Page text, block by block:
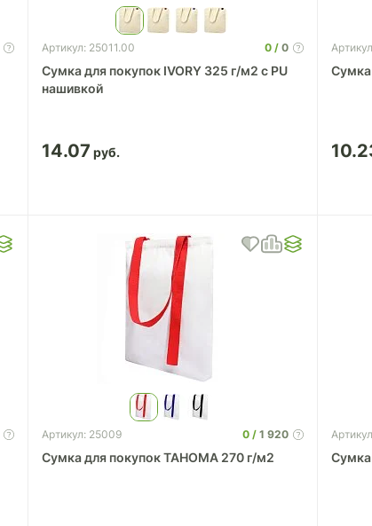
Артикул: 25011.00 0 0
Сумка для покупок IVORY 325 г/м2 с PU
нашивкой
14.07
Сумка
Артикул: 25009 0 1 920
Сумка для покупок TAHOMA 270 г/м2 Сумка